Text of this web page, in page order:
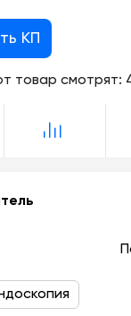
КП
товар смотрят: